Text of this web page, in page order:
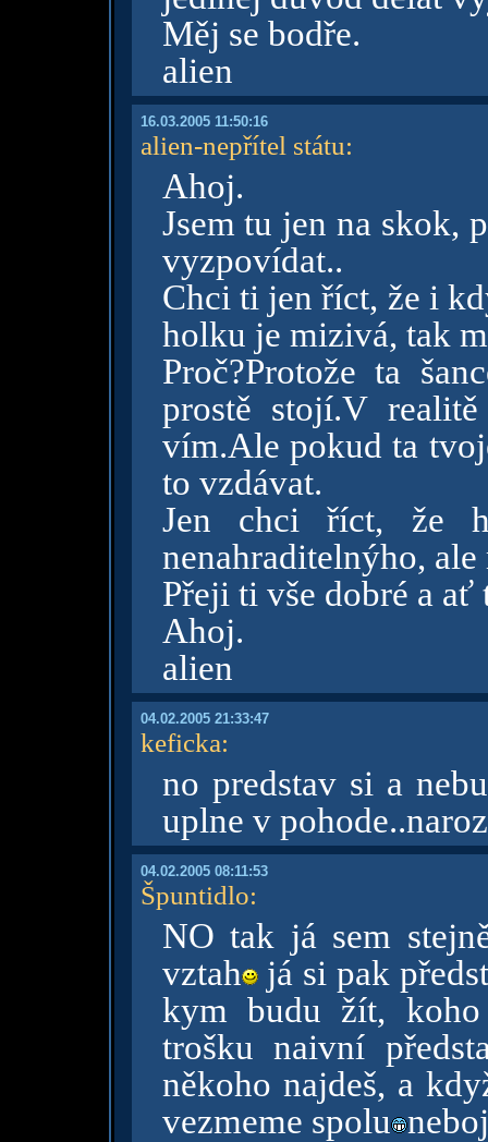
Měj se bodře.
alien
16.03.2005 11:50:16
alien-nepřítel státu:
Ahoj.
Jsem tu jen na skok,
vyzpovídat..
Chci ti jen říct, že i
holku je mizivá, tak
Proč?Protože ta
prostě stojí.V
vím.Ale pokud ta
to vzdávat.
Jen chci říct, že
nenahraditelnýho,
Přeji ti vše dobré a
Ahoj.
alien
04.02.2005 21:33:47
keficka:
no predstav si a
uplne v
04.02.2005 08:11:53
Špuntidlo:
NO tak já sem
vztah já si pak
kym budu žít,
trošku naivní
někoho najdeš, a
vezmeme spolu